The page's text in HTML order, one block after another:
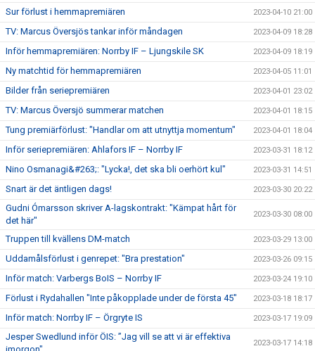
Sur förlust i hemmapremiären 2023-04-10 21:00
TV: Marcus Översjös tankar inför måndagen 2023-04-09 18:28
Inför hemmapremiären: Norrby IF – Ljungskile SK 2023-04-09 18:19
Ny matchtid för hemmapremiären 2023-04-05 11:01
Bilder från seriepremiären 2023-04-01 23:02
TV: Marcus Översjö summerar matchen 2023-04-01 18:15
Tung premiärförlust: "Handlar om att utnyttja momentum" 2023-04-01 18:04
Inför seriepremiären: Ahlafors IF – Norrby IF 2023-03-31 18:12
Nino Osmanagi&#263;: "Lycka!, det ska bli oerhört kul" 2023-03-31 14:51
Snart är det äntligen dags! 2023-03-30 20:22
Gudni Ómarsson skriver A-lagskontrakt: "Kämpat hårt för
det här"
2023-03-30 08:00
Truppen till kvällens DM-match 2023-03-29 13:00
Uddamålsförlust i genrepet: "Bra prestation" 2023-03-26 09:15
Inför match: Varbergs BoIS – Norrby IF 2023-03-24 19:10
Förlust i Rydahallen "Inte påkopplade under de första 45" 2023-03-18 18:17
Inför match: Norrby IF – Örgryte IS 2023-03-17 19:09
Jesper Swedlund inför ÖIS: ”Jag vill se att vi är effektiva
2023-03-17 14:18